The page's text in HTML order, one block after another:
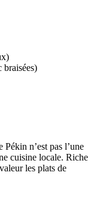
braisées)
n’est pas l’une
cuisine locale. Riche
les plats de